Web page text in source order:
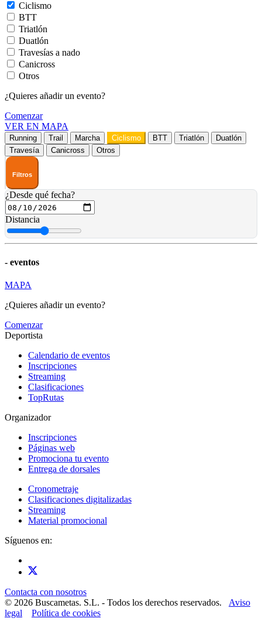
Ciclismo
BTT
Triatlón
Duatlón
Travesías a nado
Canicross
Otros
¿Quieres añadir un evento?
Comenzar
VER EN MAPA
Running Trail Marcha Ciclismo BTT Triatlón
Duatlón
Travesía
Canicross Otros
Filtros
¿Desde qué fecha?
Distancia
- eventos
MAPA
¿Quieres añadir un evento?
Comenzar
Deportista
Calendario de eventos
Inscripciones
Streaming
Clasificaciones
TopRutas
Organizador
Inscripciones
Páginas web
Promociona tu evento
Entrega de dorsales
Cronometraje
Clasificaciones digitalizadas
Streaming
Material promocional
Síguenos en:
Contacta con nosotros
© 2026 Buscametas. S.L. - Todos los derechos reservados. Aviso
legal
Política de cookies